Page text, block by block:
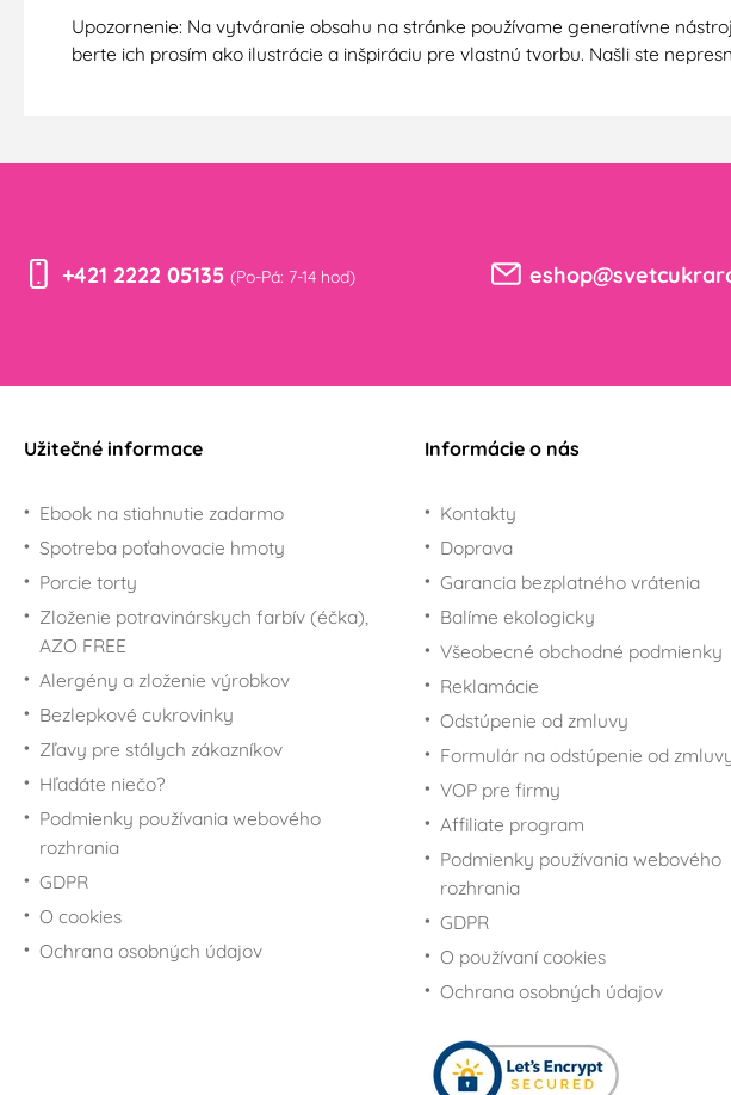
Upozornenie: Na vytváranie obsahu na stránke používame generatívne
berte ich prosím ako ilustrácie a inšpiráciu pre vlastnú tvorbu. Našli ste
+421 2222 05135 (Po-Pá: 7-14 hod)
Užitečné informace
Ebook na stiahnutie zadarmo
Spotreba poťahovacie hmoty
Porcie torty
Zloženie potravinárskych farbív (éčka),
AZO FREE
Alergény a zloženie výrobkov
Bezlepkové cukrovinky
Zľavy pre stálych zákazníkov
Hľadáte niečo?
Podmienky používania webového
rozhrania
GDPR
O cookies
Ochrana osobných údajov
Informácie o nás
Kontakty
Doprava
Garancia bezplatného vrátenia
Balíme ekologicky
Všeobecné obchodné podmienky
Reklamácie
Odstúpenie od zmluvy
Formulár na odstúpenie od
VOP pre firmy
Affiliate program
Podmienky používania webového
rozhrania
GDPR
O používaní cookies
Ochrana osobných údajov